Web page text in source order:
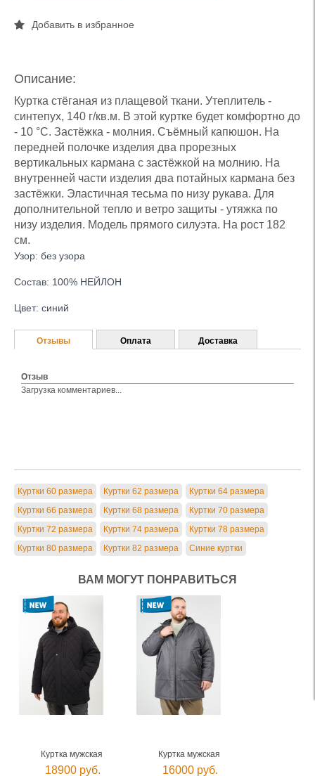
Добавить в избранное
Описание:
Куртка стёганая из плащевой ткани. Утеплитель -
синтепух, 140 г/кв.м. В этой куртке будет комфортно до
- 10 °C. Застёжка - молния. Съёмный капюшон. На
передней полочке изделия два прорезных
вертикальных кармана с застёжкой на молнию. На
внутренней части изделия два потайных кармана без
застёжки. Эластичная тесьма по низу рукава. Для
дополнительной тепло и ветро защиты - утяжка по
низу изделия. Модель прямого силуэта. На рост 182
см.
Узор: без узора
Состав: 100% НЕЙЛОН
Цвет: синий
Отзывы
Отзыв
Загрузка комментариев...
Оплата Доставка
Куртки 60 размера Куртки 62 размера
Куртки 64 размера
Куртки 66 размера
Куртки 68 размера
Куртки 70 размера
Куртки 72 размера
Куртки 74 размера
Куртки 78 размера
Куртки 80 размера
Куртки 82 размера Синие куртки
ВАМ МОГУТ ПОНРАВИТЬСЯ
Куртка мужская
18900 руб.
Куртка мужская
16000 руб.